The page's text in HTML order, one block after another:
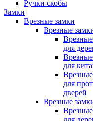
Ручки-скобы
Замки
Врезные замки
Врезные
Врезные
для
Врезные
для
Врезные
для
дверей
Врезные